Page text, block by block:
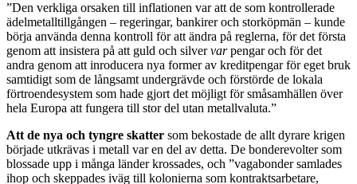
”Den verkliga orsaken till inflationen var att de som kontrollerade
ädelmetalltillgången – regeringar, bankirer och storköpmän – kunde
börja använda denna kontroll för att ändra på reglerna, för det första
genom att insistera på att guld och silvervarpengar och för det
andra genom att inroducera nya former av kreditpengar för eget bruk
samtidigt som de långsamt undergrävde och förstörde de lokala
förtroendesystem som hade gjort det möjligt för småsamhällen över
hela Europa att fungera till stor del utan metallvaluta.”
Att de nya och tyngre skatter som bekostade de allt dyrare krigen
började utkrävas i metall var en del av detta. De bonderevolter som
blossade upp i många länder krossades, och ”vagabonder samlades
ihop och skeppades iväg till kolonierna som kontraktsarbetare,